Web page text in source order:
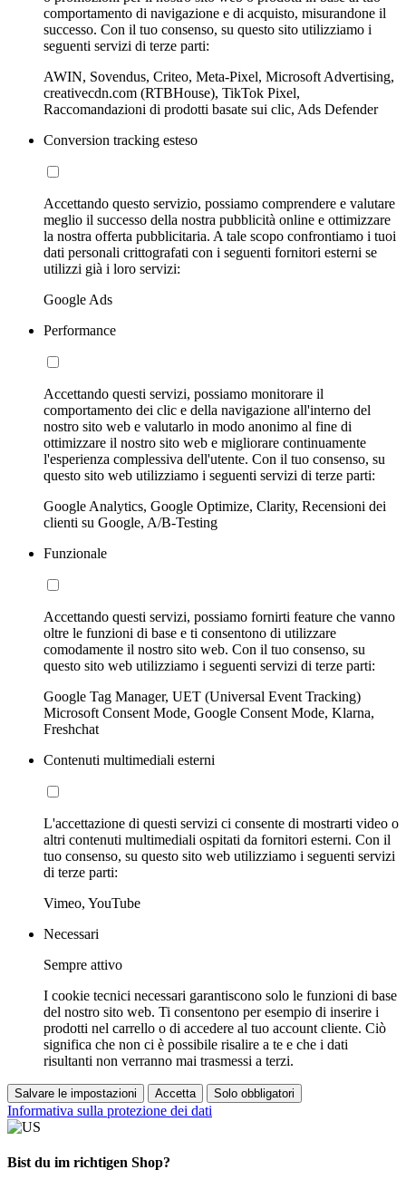
comportamento di navigazione e di acquisto, misurandone il
successo. Con il tuo consenso, su questo sito utilizziamo i
seguenti servizi di terze parti:
AWIN, Sovendus, Criteo, Meta-Pixel, Microsoft Advertising,
creativecdn.com (RTBHouse), TikTok Pixel,
Raccomandazioni di prodotti basate sui clic, Ads Defender
Conversion tracking esteso
Accettando questo servizio, possiamo comprendere e valutare
meglio il successo della nostra pubblicità online e ottimizzare
la nostra offerta pubblicitaria. A tale scopo confrontiamo i tuoi
dati personali crittografati con i seguenti fornitori esterni se
utilizzi già i loro servizi:
Google Ads
Performance
Accettando questi servizi, possiamo monitorare il
comportamento dei clic e della navigazione all'interno del
nostro sito web e valutarlo in modo anonimo al fine di
ottimizzare il nostro sito web e migliorare continuamente
l'esperienza complessiva dell'utente. Con il tuo consenso, su
questo sito web utilizziamo i seguenti servizi di terze parti:
Google Analytics, Google Optimize, Clarity, Recensioni dei
clienti su Google, A/B-Testing
Funzionale
Accettando questi servizi, possiamo fornirti feature che vanno
oltre le funzioni di base e ti consentono di utilizzare
comodamente il nostro sito web. Con il tuo consenso, su
questo sito web utilizziamo i seguenti servizi di terze parti:
Google Tag Manager, UET (Universal Event Tracking)
Microsoft Consent Mode, Google Consent Mode, Klarna,
Freshchat
Contenuti multimediali esterni
L'accettazione di questi servizi ci consente di mostrarti video o
altri contenuti multimediali ospitati da fornitori esterni. Con il
tuo consenso, su questo sito web utilizziamo i seguenti servizi
di terze parti:
Vimeo, YouTube
Necessari
Sempre attivo
I cookie tecnici necessari garantiscono solo le funzioni di base
del nostro sito web. Ti consentono per esempio di inserire i
prodotti nel carrello o di accedere al tuo account cliente. Ciò
significa che non ci è possibile risalire a te e che i dati
risultanti non verranno mai trasmessi a terzi.
Salvare le impostazioni Accetta Solo obbligatori
Informativa sulla protezione dei dati
Bist du im richtigen Shop?